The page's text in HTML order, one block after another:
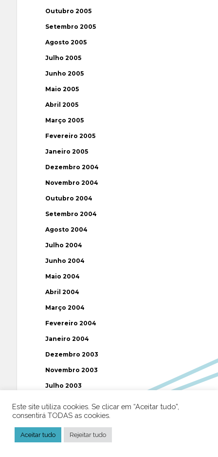
Outubro 2005
Setembro 2005
Agosto 2005
Julho 2005
Junho 2005
Maio 2005
Abril 2005
Março 2005
Fevereiro 2005
Janeiro 2005
Dezembro 2004
Novembro 2004
Outubro 2004
Setembro 2004
Agosto 2004
Julho 2004
Junho 2004
Maio 2004
Abril 2004
Março 2004
Fevereiro 2004
Janeiro 2004
Dezembro 2003
Novembro 2003
Julho 2003
Etiquetas
AAP ABUSOS ATEÍSMO
Este site utiliza cookies. Se clicar em “Aceitar tudo”,
consentirá TODAS as cookies.
Aceitar tudo Rejeitar tudo